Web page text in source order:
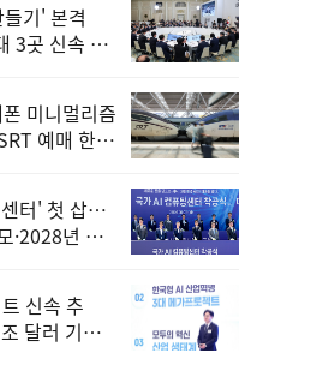
기' 본격
3곳 신속 선
미니멀리즘
예매 한
터' 첫 삽…
·2028년 완
신속 추
달러 기반